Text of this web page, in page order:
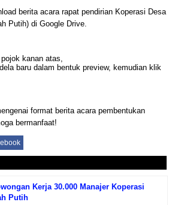
berita acara rapat pendirian Koperasi Desa
Putih) di Google Drive.
kanan atas,
baru dalam bentuk preview, kemudian klik
format berita acara pembentukan
bermanfaat!
Kerja 30.000 Manajer Koperasi
Putih